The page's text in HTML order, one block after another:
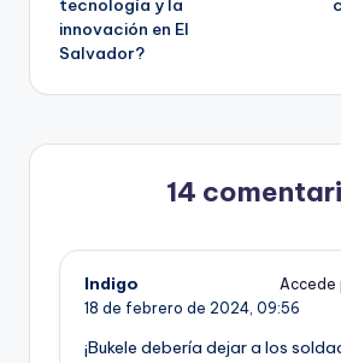
tecnología y la
innovación en El
Salvador?
14
Indigo
Accede
18 de febrero de 2024, 09:56
¡Bukele debería dejar a los